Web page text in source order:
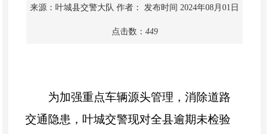
来源：叶城县交警大队 作者： 发布时间 2024年08月01日
点击数： 449
为加强重点车辆源头管理，消除道路
交通隐患，叶城交警现对全县逾期未检验